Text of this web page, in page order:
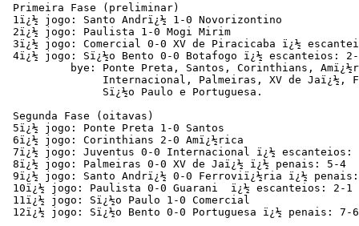
Primeira Fase (preliminar)
1ï¿½ jogo: Santo Andrï¿½ 1-0 Novorizontino
2ï¿½ jogo: Paulista 1-0 Mogi Mirim
3ï¿½ jogo: Comercial 0-0 XV de Piracicaba ï¿½
4ï¿½ jogo: Sï¿½o Bento 0-0 Botafogo ï¿½ escanteios:
bye: Ponte Preta, Santos, Corinthians,
Internacional, Palmeiras, XV de Jaï¿½,
               Sï¿½o Paulo e Portuguesa.
Segunda Fase (oitavas)
5ï¿½ jogo: Ponte Preta 1-0 Santos
6ï¿½ jogo: Corinthians 2-0 Amï¿½rica
7ï¿½ jogo: Juventus 0-0 Internacional ï¿½ escanteios:
8ï¿½ jogo: Palmeiras 0-0 XV de Jaï¿½ ï¿½ penais: 5-4
9ï¿½ jogo: Santo Andrï¿½ 0-0 Ferroviï¿½ria ï¿½
10ï¿½ jogo: Paulista 0-0 Guarani  ï¿½ escanteios: 2-1
11ï¿½ jogo: Sï¿½o Paulo 1-0 Comercial
12ï¿½ jogo: Sï¿½o Bento 0-0 Portuguesa ï¿½ penais: